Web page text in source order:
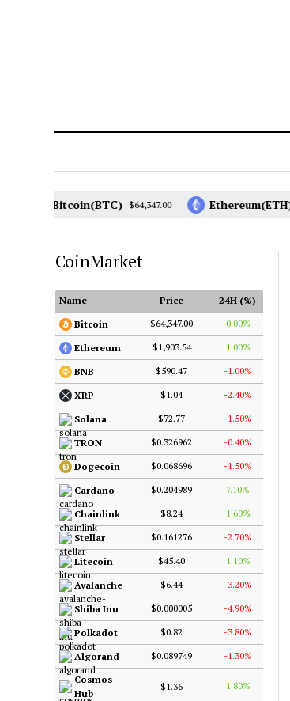
Bitcoin(BTC) $64,347.00 Ethereum(ETH)
CoinMarket
Name Price
24H (%)
Bitcoin
$64,347.00 0.00%
Ethereum $1,903.54 1.00%
BNB $590.47 -1.00%
XRP $1.04 -2.40%
Solana $72.77 -1.50%
TRON $0.326962 -0.40%
Dogecoin $0.068696 -1.50%
Cardano $0.204989 7.10%
Chainlink $8.24 1.60%
Stellar $0.161276 -2.70%
Litecoin $45.40 1.10%
Avalanche $6.44 -3.20%
Shiba Inu $0.000005 -4.90%
Polkadot $0.82 -3.80%
Algorand $0.089749
-1.30%
Cosmos
Hub
$1.36 1.80%